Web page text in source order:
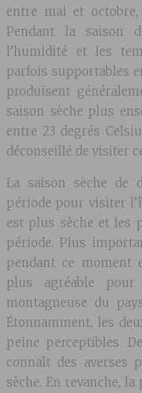
entre mai et octobre,
Pendant la saison
l’humidité et les
parfois supportables
produisent
saison sèche plus
entre 23 degrés
déconseillé de visiter
La saison sèche de
période pour visiter
est plus sèche et les
période. Plus
pendant ce moment
plus agréable
montagneuse du
Étonnamment, les
peine perceptibles.
connaît des averses
sèche. En revanche,